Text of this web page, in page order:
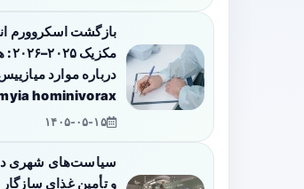
بازگشت اسکروورم
درباره موارد
hominivorax
۱۴۰۵-۰۵-۱۵
سیاست‌های شهری
و تأمین غذای سازگار